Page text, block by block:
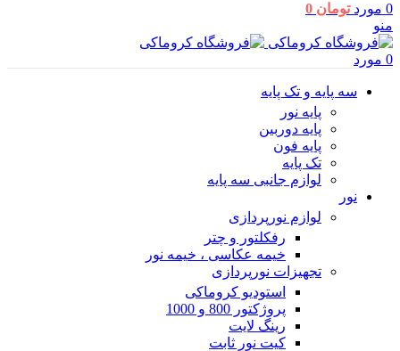
0 مورد تومان
منو
0 مورد
سه پایه و تک پایه
پایه نور
پایه دوربین
پایه فون
تک پایه
لوازم جانبی سه پایه
نور
لوازم نورپردازی
رفکلتور و چتر
خیمه عکاسی ، خیمه نور
تجهیزات نورپردازی
استودیو کروماکی
پروژکتور 800 و 1000
رینگ لایت
کیت نور ثابت